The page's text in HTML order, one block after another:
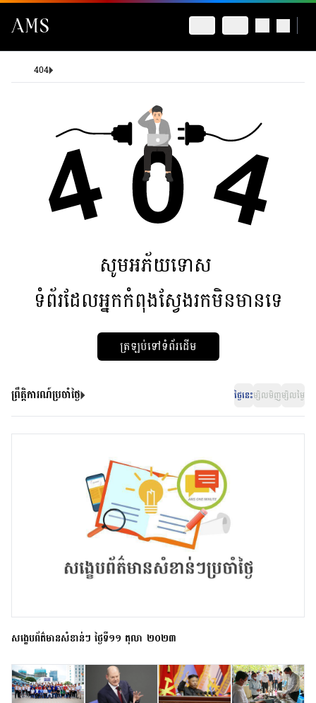
404
សូមអភ័យទោស
ទំព័រដែលអ្នកកំពុងស្វែងរកមិនមានទេ
ត្រឡប់ទៅទំព័រដើម
ព្រឹត្តិការណ៍ប្រចាំថ្ងៃ ថ្ងៃនេះម្សិលមិញម្សិលម្ងៃ
សង្ខេបព័ត៌មានសំខាន់ៗ ថ្ងៃទី១១ តុលា ២០២៣